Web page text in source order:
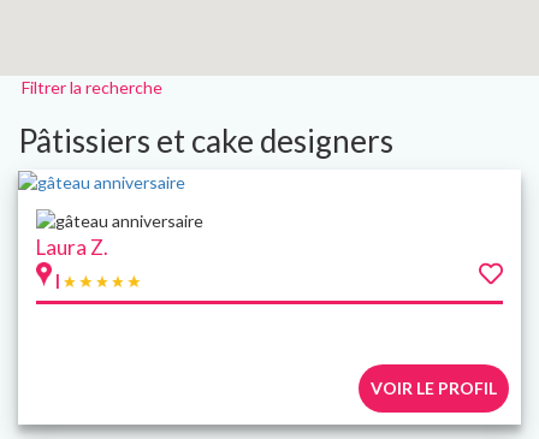
Filtrer la recherche
Pâtissiers et cake designers
Laura Z.
|
VOIR LE PROFIL